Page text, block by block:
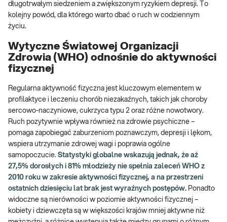
długotrwałym siedzeniem a zwiększonym ryzykiem depresji. To
kolejny powód, dla którego warto dbać o ruch w codziennym
życiu.
Wytyczne Światowej Organizacji
Zdrowia (WHO) odnośnie do aktywności
fizycznej
Regularna aktywność fizyczna jest kluczowym elementem w
profilaktyce i leczeniu chorób niezakaźnych, takich jak choroby
sercowo-naczyniowe, cukrzyca typu 2 oraz różne nowotwory.
Ruch pozytywnie wpływa również na zdrowie psychiczne –
pomaga zapobiegać zaburzeniom poznawczym, depresji i lękom,
wspiera utrzymanie zdrowej wagi i poprawia ogólne
samopoczucie. Statystyki globalne wskazują jednak, że aż
27,5% dorosłych i 81% młodzieży nie spełnia zaleceń WHO z
2010 roku w zakresie aktywności fizycznej, a na przestrzeni
ostatnich dziesięciu lat brak jest wyraźnych postępów. Ponadto
widoczne są nierówności w poziomie aktywności fizycznej –
kobiety i dziewczęta są w większości krajów mniej aktywne niż